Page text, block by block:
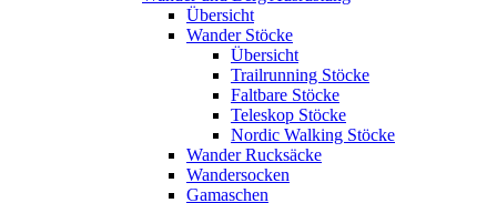
Übersicht
Wander Stöcke
Übersicht
Trailrunning Stöcke
Faltbare Stöcke
Teleskop Stöcke
Nordic Walking Stöcke
Wander Rucksäcke
Wandersocken
Gamaschen